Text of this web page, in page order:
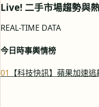
Live! 二手市場趨勢與
REAL-TIME DATA
今日時事輿情榜
01 【科技快訊】蘋果加速